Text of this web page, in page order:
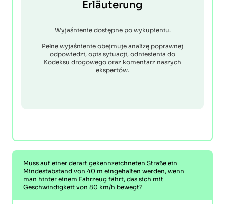
Erläuterung
Wyjaśnienie dostępne po wykupieniu.
Pełne wyjaśnienie obejmuje analizę poprawnej
odpowiedzi, opis sytuacji, odniesienia do
Kodeksu drogowego oraz komentarz naszych
ekspertów.
Muss auf einer derart gekennzeichneten Straße ein
Mindestabstand von 40 m eingehalten werden, wenn
man hinter einem Fahrzeug fährt, das sich mit
Geschwindigkeit von 80 km/h bewegt?